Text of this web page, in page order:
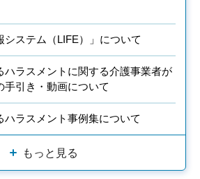
システム（LIFE）」について
ハラスメントに関する介護事業者が
手引き・動画について
ハラスメント事例集について
もっと見る